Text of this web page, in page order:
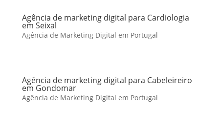
Agência de marketing digital para Cardiologia
em Seixal
Agência de Marketing Digital em Portugal
Agência de marketing digital para Cabeleireiro
em Gondomar
Agência de Marketing Digital em Portugal